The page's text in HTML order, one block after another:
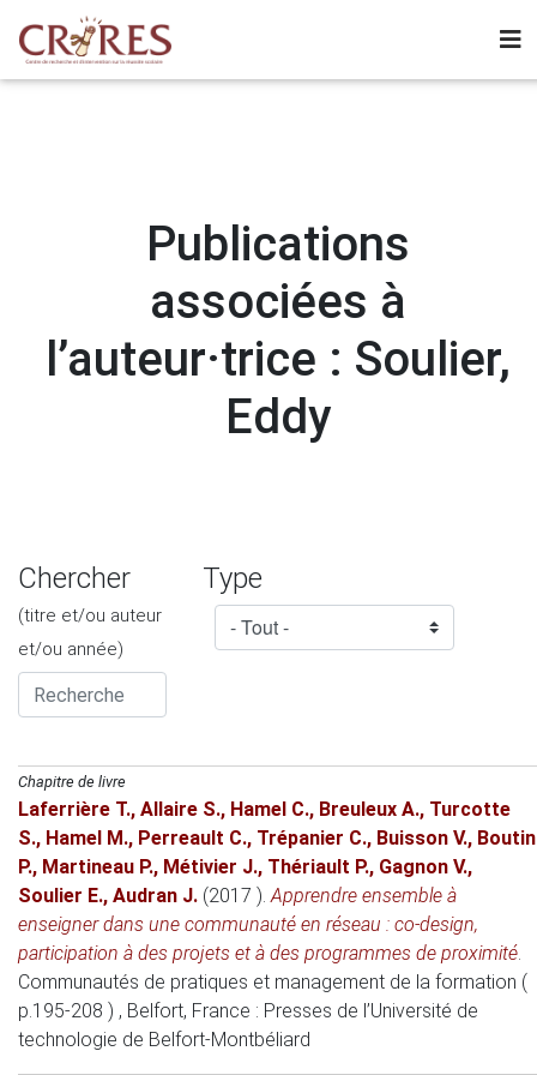
Publications
associées à
l’auteur·trice : Soulier,
Eddy
Chercher
(titre et/ou auteur
et/ou année)
Type
Chapitre de livre
Laferrière T., Allaire S., Hamel C., Breuleux A., Turcotte
S., Hamel M., Perreault C., Trépanier C., Buisson V., Boutin
P., Martineau P., Métivier J., Thériault P., Gagnon V.,
Soulier E., Audran J. (2017 ).Apprendre ensemble à
enseigner dans une communauté en réseau : co-design,
participation à des projets et à des programmes de proximité.
Communautés de pratiques et management de la formation (
p.195-208 ) , Belfort, France : Presses de l’Université de
technologie de Belfort-Montbéliard